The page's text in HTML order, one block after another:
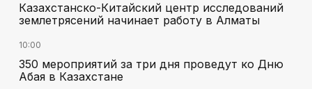
Казахстанско-Китайский центр исследований
землетрясений начинает работу в Алматы
10:00
350 мероприятий за три дня проведут ко Дню
Абая в Казахстане